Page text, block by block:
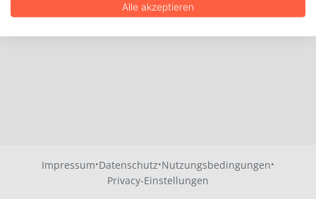
Impressum·Datenschutz·Nutzungsbedingungen·
Privacy-Einstellungen
Alle akzeptieren